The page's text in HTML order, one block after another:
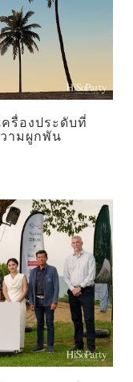
รื่องประดับที่
ามผูกพัน